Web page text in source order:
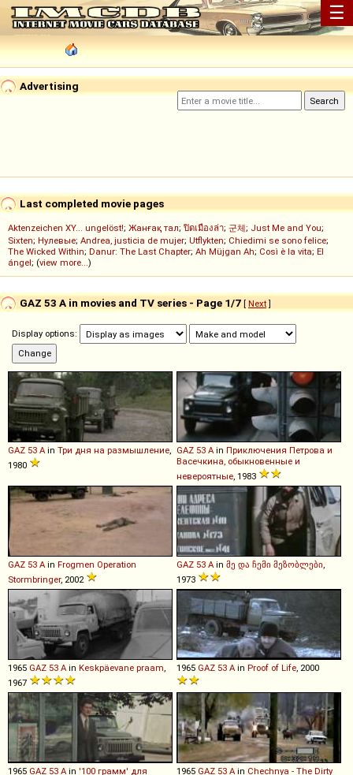
☰
Advertising
Last completed movie pages
Aktenzeichen XY... ungelöst!; Жанғақ тал; ปิดเมืองล่า; 군체; Just Me and You;
Sixten; Нулевые; Andrea, justicia de mujer; Utflykten; Chiedimi se sono felice;
The Wicked Within; Danur: The Last Chapter; Ah Müjgan Ah; Così è la vita; El
ángel; (view more...)
GAZ 53 A in movies and TV series - Page 1/7 [ Next]
Display options:
GAZ 53 A in Три дня на размышление
1980
GAZ 53 A in Приключения Петрова и
Васечкина, обыкновенные и
невероятные , 1983
GAZ 53 A in Frogmen Operation
Stormbringer, 2002
GAZ 53 A in მე და ჩემი მეზობლები
1973
1965 GAZ 53 A in Keskpäevane praam
1967
1965 GAZ 53 A in Proof of Life , 2000
1965 GAZ 53 A in '100 грамм' для
1965 GAZ 53 A in Chechnya - The Dirty